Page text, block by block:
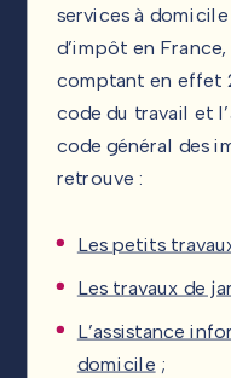
services à
d’impôt en
comptant en effet
code du travail et
code général des
retrouve :
Les petits
Les travaux de
L’assistance
domicile ;